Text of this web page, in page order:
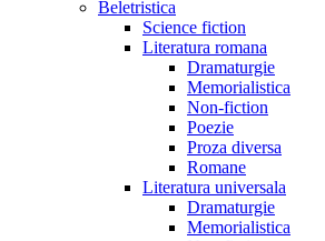
Beletristica
Science fiction
Literatura romana
Dramaturgie
Memorialistica
Non-fiction
Poezie
Proza diversa
Romane
Literatura universala
Dramaturgie
Memorialistica